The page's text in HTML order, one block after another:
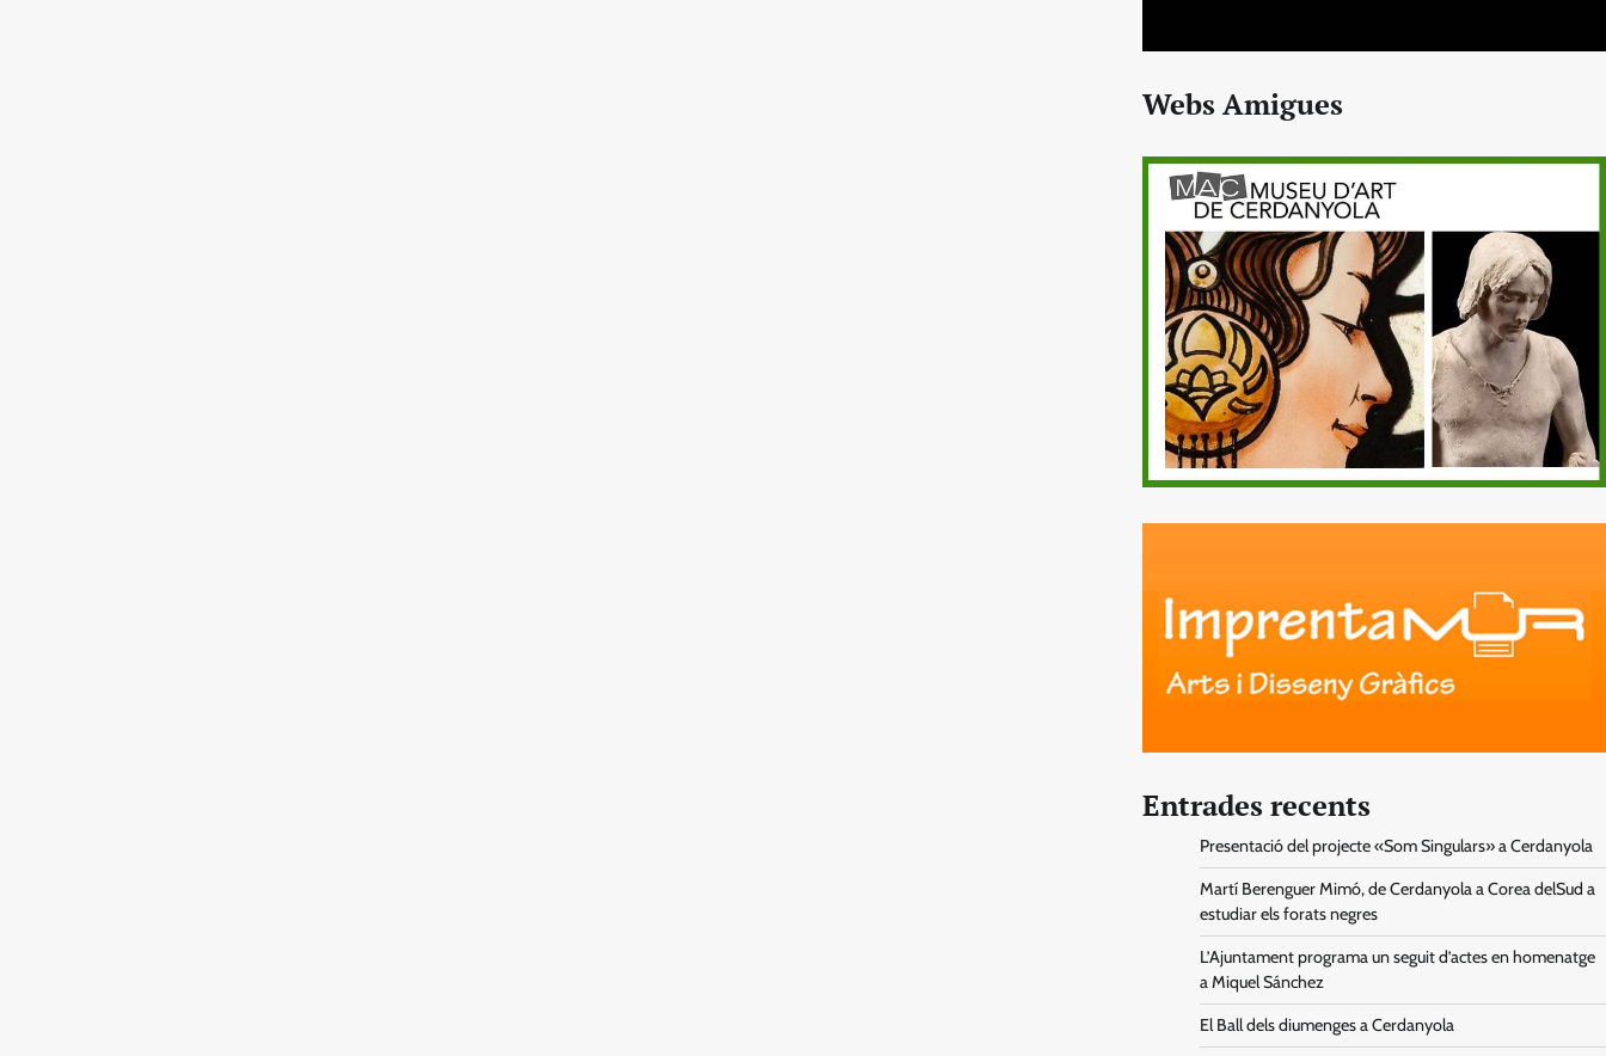
Webs Amigues
Entrades recents
Presentació del projecte «Som Singulars» a Cerdanyola
Martí Berenguer Mimó, de Cerdanyola a Corea delSud a
estudiar els forats negres
L’Ajuntament programa un seguit d’actes en homenatge
a Miquel Sánchez
El Ball dels diumenges a Cerdanyola